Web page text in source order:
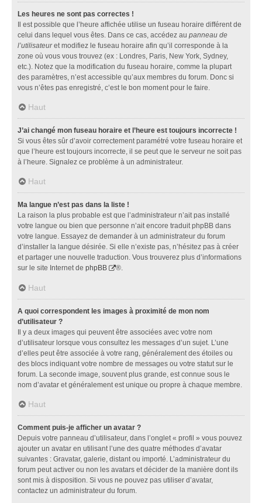
Les heures ne sont pas correctes !
Il est possible que l’heure affichée utilise un fuseau horaire différent de
celui dans lequel vous êtes. Dans ce cas, accédez au panneau de
l’utilisateuret modifiez le fuseau horaire afin qu’il corresponde à la
zone où vous vous trouvez (ex : Londres, Paris, New York, Sydney,
etc.). Notez que la modification du fuseau horaire, comme la plupart
des paramètres, n’est accessible qu’aux membres du forum. Donc si
vous n’êtes pas enregistré, c’est le bon moment pour le faire.
Haut
J’ai changé mon fuseau horaire et l’heure est toujours incorrecte !
Si vous êtes sûr d’avoir correctement paramétré votre fuseau horaire et
que l’heure est toujours incorrecte, il se peut que le serveur ne soit pas
à l’heure. Signalez ce problème à un administrateur.
Haut
Ma langue n’est pas dans la liste !
La raison la plus probable est que l’administrateur n’ait pas installé
votre langue ou bien que personne n’ait encore traduit phpBB dans
votre langue. Essayez de demander à un administrateur du forum
d’installer la langue désirée. Si elle n’existe pas, n’hésitez pas à créer
et partager une nouvelle traduction. Vous trouverez plus d’informations
sur le site Internet de phpBB ®.
Haut
A quoi correspondent les images à proximité de mon nom
d’utilisateur ?
Il y a deux images qui peuvent être associées avec votre nom
d’utilisateur lorsque vous consultez les messages d’un sujet. L’une
d’elles peut être associée à votre rang, généralement des étoiles ou
des blocs indiquant votre nombre de messages ou votre statut sur le
forum. La seconde image, souvent plus grande, est connue sous le
nom d’avatar et généralement est unique ou propre à chaque membre.
Haut
Comment puis-je afficher un avatar ?
Depuis votre panneau d’utilisateur, dans l’onglet « profil » vous pouvez
ajouter un avatar en utilisant l’une des quatre méthodes d’avatar
suivantes : Gravatar, galerie, distant ou importé. L’administrateur du
forum peut activer ou non les avatars et décider de la manière dont ils
sont mis à disposition. Si vous ne pouvez pas utiliser d’avatar,
contactez un administrateur du forum.